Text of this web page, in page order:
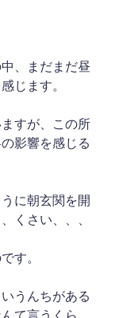
、まだまだ昼
じます。
すが、この所
影響を感じる
に朝玄関を開
くさい、、、
す。
うんちがある